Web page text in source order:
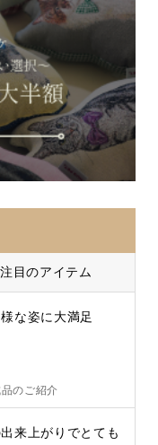
注目のアイテム
な姿に大満足
のご紹介
来上がりでとても